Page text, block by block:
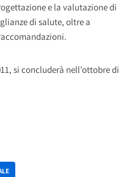
e la valutazione di
di salute, oltre a
si concluderà nell’ottobre di